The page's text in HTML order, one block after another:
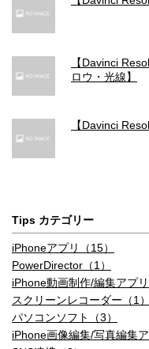
【Davinci
ロウ・光線】
【Davinci
Tips カテゴリー
iPhoneアプリ（15）
PowerDirector（1）
iPhone動画制作/編集アプリ
スクリーンレコーダー（1）
パソコンソフト（3）
iPhone画像編集/写真編集ア